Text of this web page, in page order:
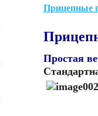
Прицепные
Простая